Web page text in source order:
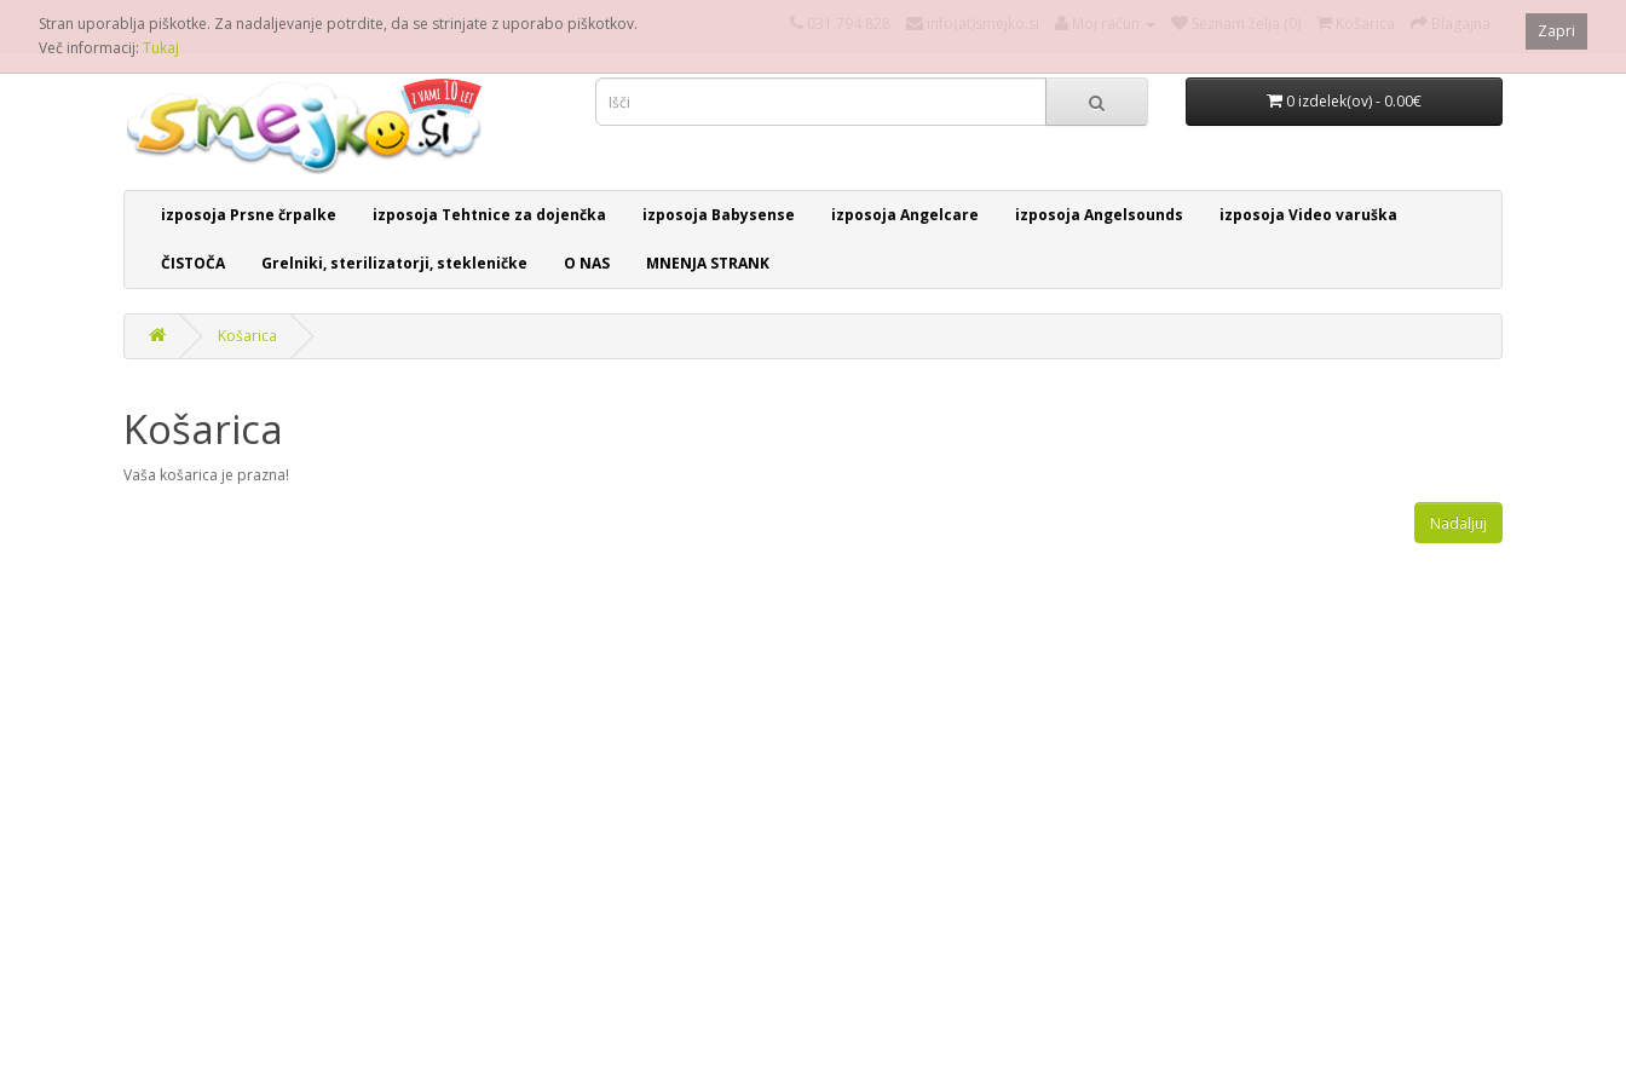
0 izdelek(ov) - 0.00€
izposoja Prsne črpalke izposoja Tehtnice za dojenčka izposoja Babysense izposoja Angelcare izposoja Angelsounds izposoja Video varuška
ČISTOČA Grelniki, sterilizatorji, stekleničke O NAS MNENJA STRANK
Košarica
Košarica
Vaša košarica je prazna!
Nadaljuj
Zapri
Stran uporablja piškotke. Za nadaljevanje potrdite, da se strinjate z uporabo piškotkov.
Več informacij: Tukaj